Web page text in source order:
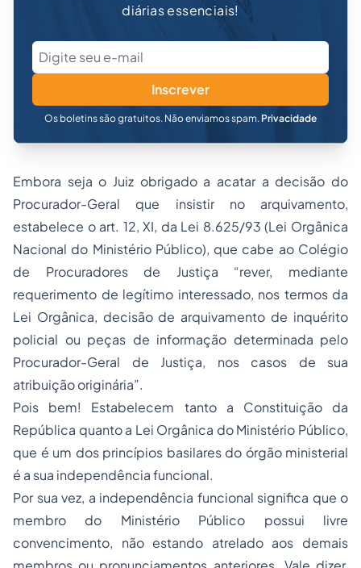
diárias essenciais!
Inscrever
Os boletins são gratuitos. Não enviamos spam. Privacidade
Embora seja o Juiz obrigado a acatar a decisão do
Procurador-Geral que insistir no arquivamento,
estabelece o art. 12, XI, da Lei 8.625/93 (Lei Orgânica
Nacional do Ministério Público), que cabe ao Colégio
de Procuradores de Justiça “rever, mediante
requerimento de legítimo interessado, nos termos da
Lei Orgânica, decisão de arquivamento de inquérito
policial ou peças de informação determinada pelo
Procurador-Geral de Justiça, nos casos de sua
atribuição originária”.
Pois bem! Estabelecem tanto a Constituição da
República quanto a Lei Orgânica do Ministério Público,
que é um dos princípios basilares do órgão ministerial
é a sua independência funcional.
Por sua vez, a independência funcional significa que o
membro do Ministério Público possui livre
convencimento, não estando atrelado aos demais